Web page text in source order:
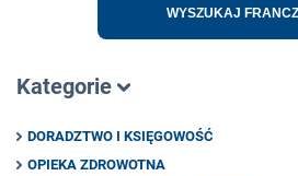
WYSZUKAJ
Kategorie
DORADZTWO I KSIĘGOWOŚĆ
OPIEKA ZDROWOTNA